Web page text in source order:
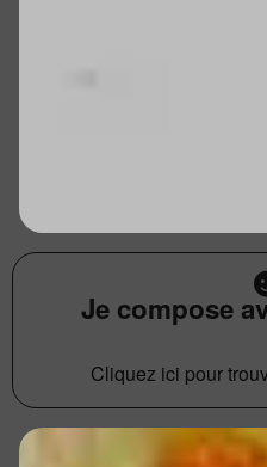
Je compose
Cliquez ici pour